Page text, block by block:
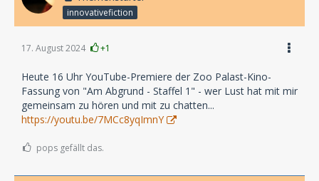
innovativefiction
17. August 2024 +1
Heute 16 Uhr YouTube-Premiere der Zoo Palast-Kino-
Fassung von "Am Abgrund - Staffel 1" - wer Lust hat mit mir
gemeinsam zu hören und mit zu chatten...
https://youtu.be/7MCc8yqImnY
pops gefällt das.